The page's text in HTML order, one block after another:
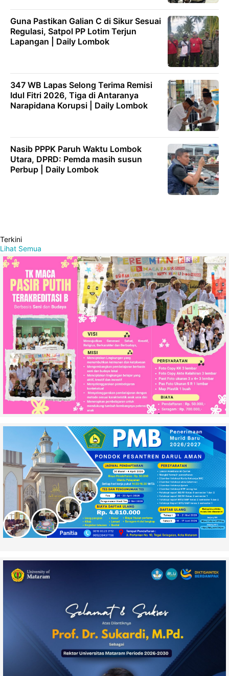
Guna Pastikan Galian C di Sikur Sesuai
Regulasi, Satpol PP Lotim Terjun
Lapangan | Daily Lombok
347 WB Lapas Selong Terima Remisi
Idul Fitri 2026, Tiga di Antaranya
Narapidana Korupsi | Daily Lombok
Nasib PPPK Paruh Waktu Lombok
Utara, DPRD: Pemda masih susun
Perbup | Daily Lombok
Terkini
Lihat Semua